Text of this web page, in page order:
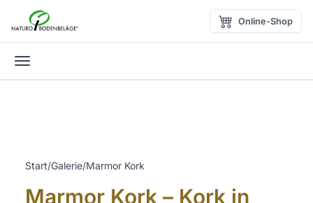
Zum Inhalt springen
Online-Shop
Menü öffnen
Start/Galerie/Marmor Kork
Marmor Kork – Kork in